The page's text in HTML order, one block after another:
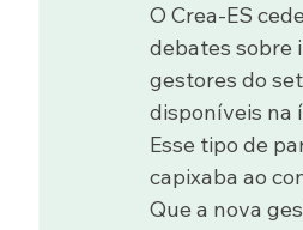
O Crea-ES
debates sobre
gestores do
disponíveis na
Esse tipo de
capixaba ao
Que a nova